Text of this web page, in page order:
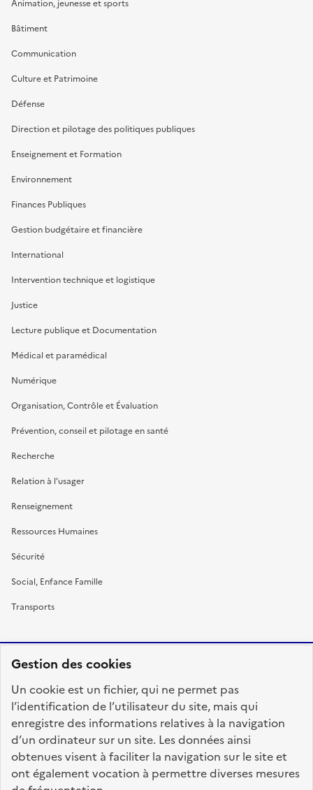
Gestion des cookies
Un cookie est un fichier, qui ne permet pas
l’identification de l’utilisateur du site, mais qui
enregistre des informations relatives à la navigation
d’un ordinateur sur un site. Les données ainsi
obtenues visent à faciliter la navigation sur le site et
ont également vocation à permettre diverses mesures
Animation, jeunesse et sports
Bâtiment
Communication
Culture et Patrimoine
Défense
Direction et pilotage des politiques publiques
Enseignement et Formation
Environnement
Finances Publiques
Gestion budgétaire et financière
International
Intervention technique et logistique
Justice
Lecture publique et Documentation
Médical et paramédical
Numérique
Organisation, Contrôle et Évaluation
Prévention, conseil et pilotage en santé
Recherche
Relation à l’usager
Renseignement
Ressources Humaines
Sécurité
Social, Enfance Famille
Transports
FRANÇAISE
fonction-publique.gouv.fr
legifrance.gouv.fr